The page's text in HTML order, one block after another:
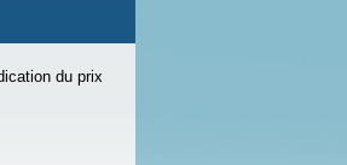
du prix